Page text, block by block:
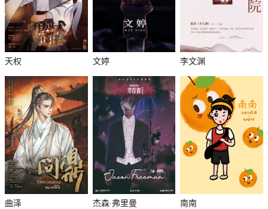
天权 文婷 李文渊
曲泽 杰森·弗里曼 南南